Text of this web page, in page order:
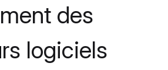
des
logiciels